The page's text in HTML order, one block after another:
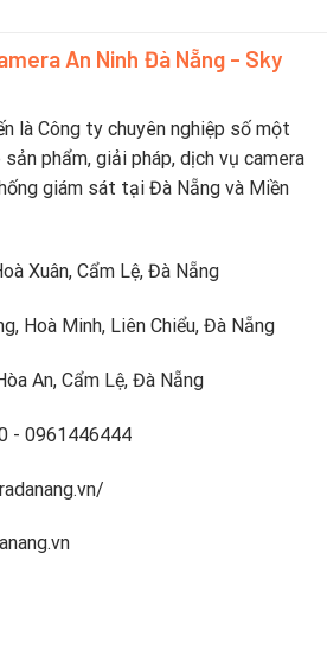
An Ninh Đà Nẵng - Sky
là Công ty chuyên nghiệp số một
phẩm, giải pháp, dịch vụ camera
giám sát tại Đà Nẵng và Miền
Xuân, Cẩm Lệ, Đà Nẵng
Hoà Minh, Liên Chiểu, Đà Nẵng
An, Cẩm Lệ, Đà Nẵng
- 0961446444